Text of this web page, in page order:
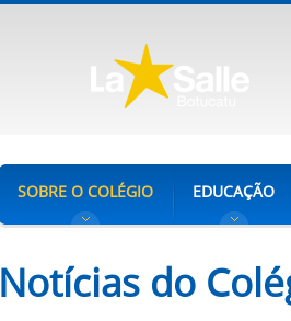
SOBRE O COLÉGIO EDUCAÇÃO
Notícias do